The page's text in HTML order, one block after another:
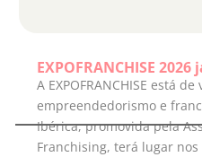
EXPOFRANCHISE
A EXPOFRANCHISE está
empreendedorismo e
Ibérica, promovida pela
Franchising, terá lugar